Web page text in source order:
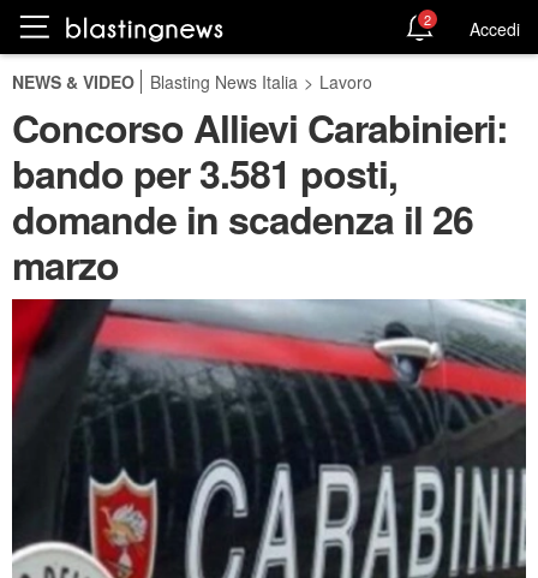
2 Accedi
NEWS & VIDEO Blasting News Italia > Lavoro
Concorso Allievi Carabinieri:
bando per 3.581 posti,
domande in scadenza il 26
marzo